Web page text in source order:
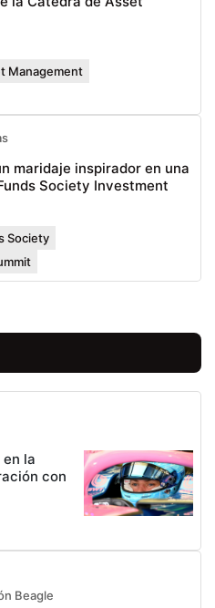
Management
maridaje inspirador en una
Society Investment
Society
la
con
Beagle